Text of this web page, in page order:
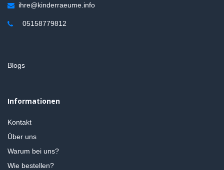
ihre@kinderraeume.info
05158779812
Blogs
Informationen
Kontakt
Über uns
Warum bei uns?
Wie bestellen?